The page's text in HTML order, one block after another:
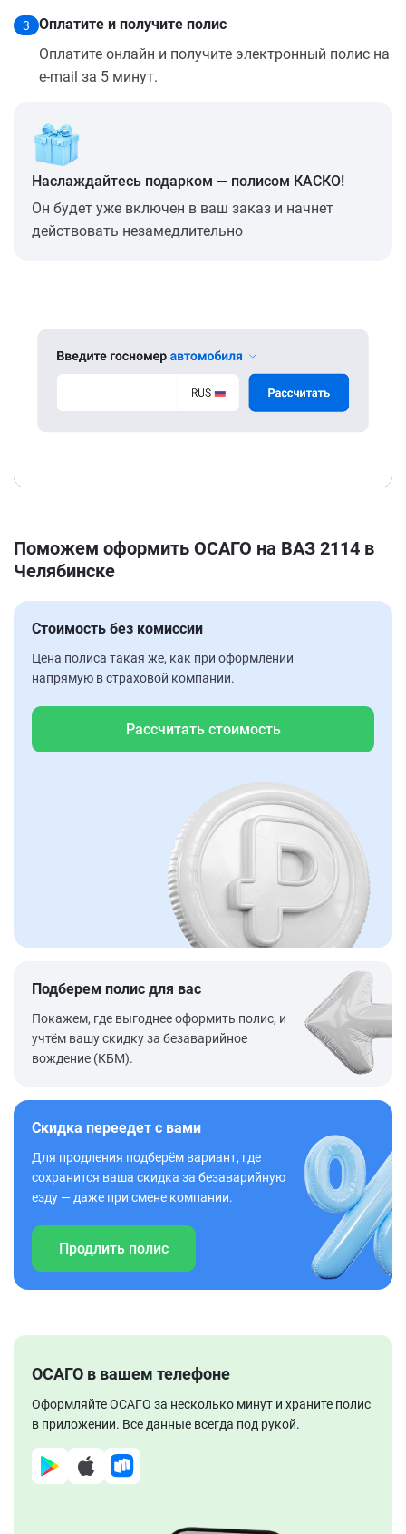
3
Оплатите и получите полис
Оплатите онлайн и получите электронный полис на
e-mail за 5 минут.
Наслаждайтесь подарком — полисом КАСКО!
Он будет уже включен в ваш заказ и начнет
действовать незамедлительно
Поможем оформить ОСАГО на ВАЗ 2114 в
Челябинске
Стоимость без комиссии
Цена полиса такая же, как при оформлении
напрямую в страховой компании.
Рассчитать стоимость
Подберем полис для вас
Покажем, где выгоднее оформить полис, и
учтём вашу скидку за безаварийное
вождение (КБМ).
Скидка переедет с вами
Для продления подберём вариант, где
сохранится ваша скидка за безаварийную
езду — даже при смене компании.
Продлить полис
ОСАГО в вашем телефоне
Оформляйте ОСАГО за несколько минут и храните полис
в приложении. Все данные всегда под рукой.